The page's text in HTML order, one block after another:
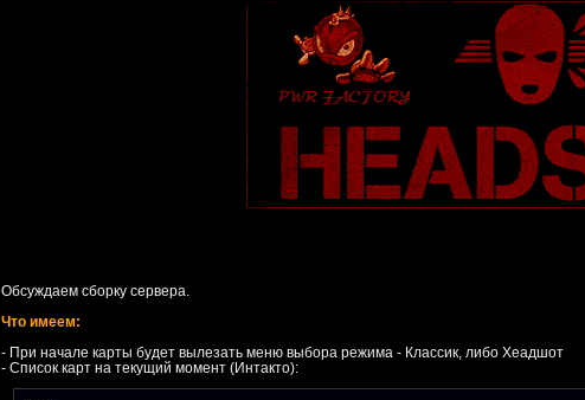
Обсуждаем сборку сервера.
Что имеем:
- При начале карты будет вылезать меню выбора режима - Классик, либо Хеадшот
- Список карт на текущий момент (Интакто):